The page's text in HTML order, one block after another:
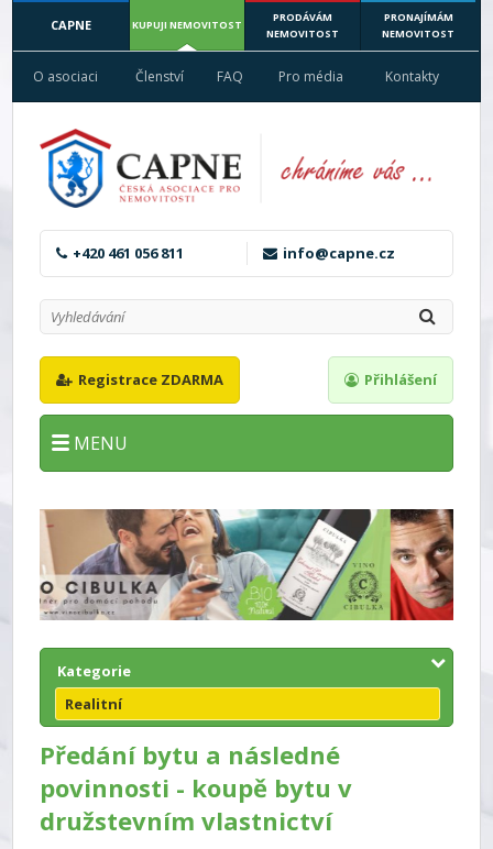
CAPNE KUPUJI NEMOVITOST
PRODÁVÁM
NEMOVITOST
PRONAJÍMÁM
NEMOVITOST
O asociaci Členství FAQ Pro média Kontakty
+420 461 056 811 info@capne.cz
Registrace ZDARMA Přihlášení
MENU
Kategorie
Realitní
Předání bytu a následné
povinnosti - koupě bytu v
družstevním vlastnictví